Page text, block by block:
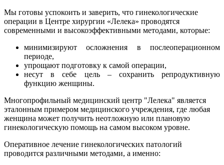
Мы готовы успокоить и заверить, что гинекологические
операции в Центре хирургии «Лелека» проводятся
современными и высокоэффективными методами, которые:
минимизируют осложнения в послеоперационном
периоде,
упрощают подготовку к самой операции,
несут в себе цель – сохранить репродуктивную
функцию женщины.
Многопрофильный медицинский центр "Лелека" является
эталонным примером медицинского учреждения, где любая
женщина может получить неотложную или плановую
гинекологическую помощь на самом высоком уровне.
Оперативное лечение гинекологических патологий
проводится различными методами, а именно: